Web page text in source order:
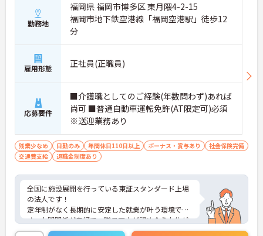
勤務地
福岡県 福岡市博多区 東月隈4-2-15
福岡市地下鉄空港線「福岡空港駅」徒歩12
分
雇用形態 正社員(正職員)
応募要件
■介護職としてのご経験(年数問わず)あれば
尚可 ■普通自動車運転免許(AT限定可)必須
※送迎業務あり
残業少なめ 日勤のみ 年間休日110日以上 ボーナス・賞与あり
社会保険完備
交通費支給
退職金制度あり
全国に施設展開を行っている東証スタンダード上場
の法人です！
定年制がなく長期的に安定した就業が叶う環境で
す。人間関係が良好で、職員同士が認め合う文化が
根付いています。